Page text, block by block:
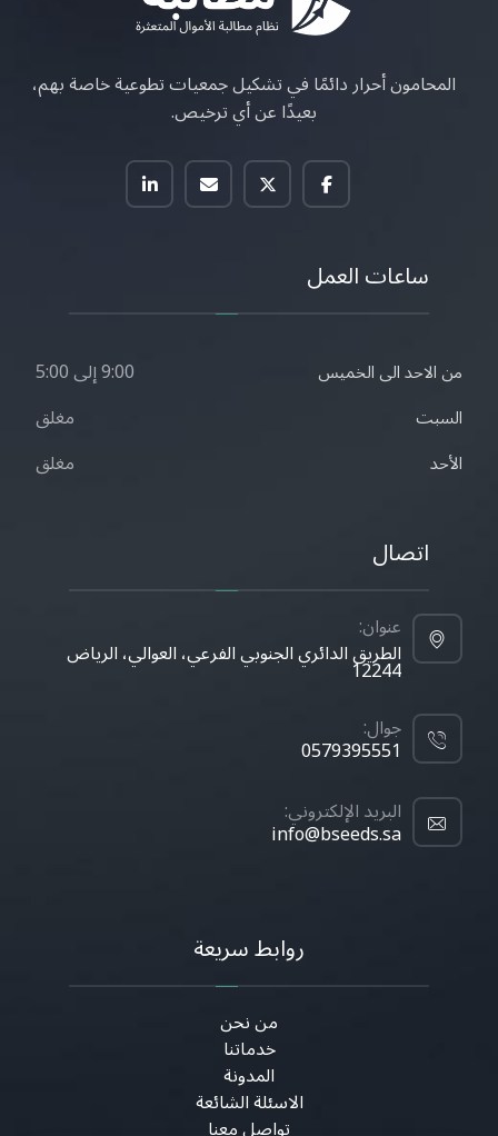
المحامون أحرار دائمًا في تشكيل جمعيات تطوعية خاصة بهم،
بعيدًا عن أي ترخيص.
ساعات العمل
من الاحد الى الخميس 9:00 إلى 5:00
السبت مغلق
الأحد مغلق
اتصال
عنوان:
الطريق الدائري الجنوبي الفرعي، العوالي، الرياض
12244
جوال:
0579395551
البريد الإلكتروني:
info@bseeds.sa
روابط سريعة
من نحن
خدماتنا
المدونة
الاسئلة الشائعة